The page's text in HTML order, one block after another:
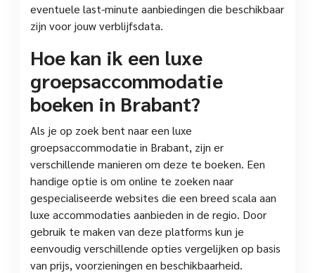
eventuele last-minute aanbiedingen die beschikbaar
zijn voor jouw verblijfsdata.
Hoe kan ik een luxe
groepsaccommodatie
boeken in Brabant?
Als je op zoek bent naar een luxe
groepsaccommodatie in Brabant, zijn er
verschillende manieren om deze te boeken. Een
handige optie is om online te zoeken naar
gespecialiseerde websites die een breed scala aan
luxe accommodaties aanbieden in de regio. Door
gebruik te maken van deze platforms kun je
eenvoudig verschillende opties vergelijken op basis
van prijs, voorzieningen en beschikbaarheid.